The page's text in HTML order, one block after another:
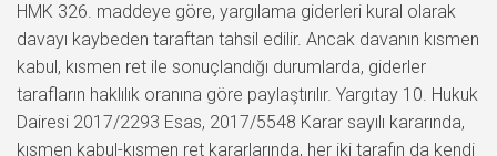
HMK 326. maddeye göre, yargılama giderleri kural olarak
davayı kaybeden taraftan tahsil edilir. Ancak davanın kısmen
kabul, kısmen ret ile sonuçlandığı durumlarda, giderler
tarafların haklılık oranına göre paylaştırılır. Yargıtay 10. Hukuk
Dairesi 2017/2293 Esas, 2017/5548 Karar sayılı kararında,
kısmen kabul-kısmen ret kararlarında, her iki tarafın da kendi